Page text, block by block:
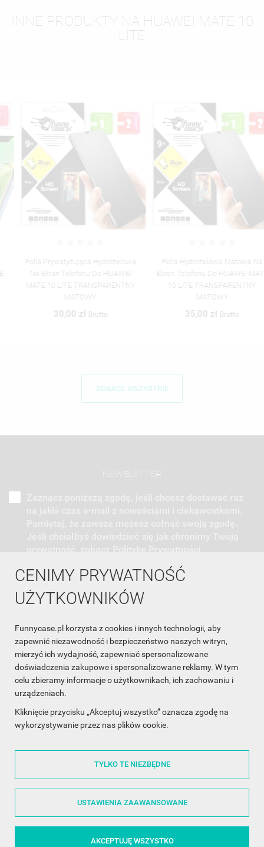
CENIMY PRYWATNOŚĆ
UŻYTKOWNIKÓW
Funnycase.pl korzysta z cookies i innych technologii, aby
zapewnić niezawodność i bezpieczeństwo naszych witryn,
mierzyć ich wydajność, zapewniać spersonalizowane
doświadczenia zakupowe i spersonalizowane reklamy. W tym
celu zbieramy informacje o użytkownikach, ich zachowaniu i
urządzeniach.
Kliknięcie przycisku „Akceptuj wszystko” oznacza zgodę na
wykorzystywanie przez nas plików cookie.
TYLKO TE NIEZBĘDNE
USTAWIENIA ZAAWANSOWANE
AKCEPTUJĘ WSZYSTKO
INNE PRODUKTY NA HUAWEI MATE 10
LITE
Folia Prywatyzująca Hydrożelowa
Na Ekran Telefonu Do HUAWEI
MATE 10 LITE TRANSPARENTNY
MATOWY
30,00 zł Brutto
Folia Hydrożelowa Matowa Na
Ekran Telefonu Do HUAWEI MATE
10 LITE TRANSPARENTNY
MATOWY
35,00 zł Brutto
ZOBACZ WSZYSTKIE
NEWSLETTER
INFORMACJA O SKLEPIE
INFORMACJE
OBSŁUGA KLIENTA
WSPÓŁPRACA
Made with❤in Poland